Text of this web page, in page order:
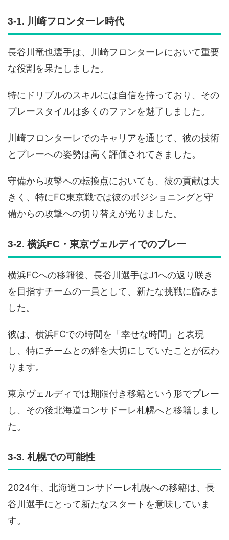
3-1. 川崎フロンターレ時代
長谷川竜也選手は、川崎フロンターレにおいて重要
な役割を果たしました。
特にドリブルのスキルには自信を持っており、その
プレースタイルは多くのファンを魅了しました。
川崎フロンターレでのキャリアを通じて、彼の技術
とプレーへの姿勢は高く評価されてきました。
守備から攻撃への転換点においても、彼の貢献は大
きく、特にFC東京戦では彼のポジショニングと守
備からの攻撃への切り替えが光りました。
3-2. 横浜FC・東京ヴェルディでのプレー
横浜FCへの移籍後、長谷川選手はJ1への返り咲き
を目指すチームの一員として、新たな挑戦に臨みま
した。
彼は、横浜FCでの時間を「幸せな時間」と表現
し、特にチームとの絆を大切にしていたことが伝わ
ります。
東京ヴェルディでは期限付き移籍という形でプレー
し、その後北海道コンサドーレ札幌へと移籍しまし
た。
3-3. 札幌での可能性
2024年、北海道コンサドーレ札幌への移籍は、長
谷川選手にとって新たなスタートを意味していま
す。